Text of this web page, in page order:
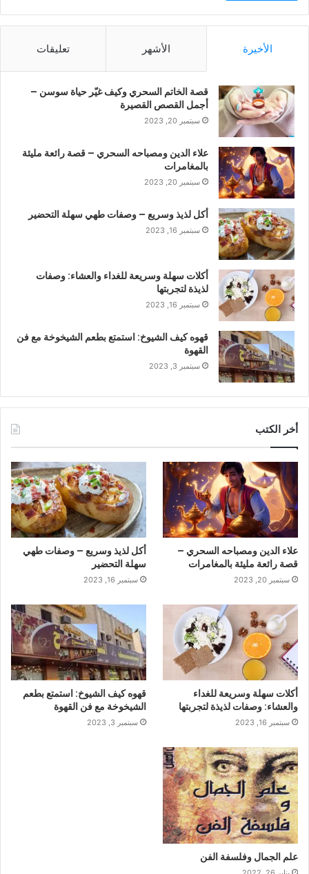
الأخيرة الأشهر تعليقات
قصة الخاتم السحري وكيف غيّر حياة سوسن –
أجمل القصص القصيرة
سبتمبر 20, 2023
علاء الدين ومصباحه السحري – قصة رائعة مليئة
بالمغامرات
سبتمبر 20, 2023
أكل لذيذ وسريع – وصفات طهي سهلة التحضير
سبتمبر 16, 2023
أكلات سهلة وسريعة للغداء والعشاء: وصفات
لذيذة لتجربتها
سبتمبر 16, 2023
قهوه كيف الشيوخ: استمتع بطعم الشيخوخة مع فن
القهوة
سبتمبر 3, 2023
أخر الكتب
علاء الدين ومصباحه السحري –
قصة رائعة مليئة بالمغامرات
سبتمبر 20, 2023
أكل لذيذ وسريع – وصفات طهي
سهلة التحضير
سبتمبر 16, 2023
أكلات سهلة وسريعة للغداء
والعشاء: وصفات لذيذة لتجربتها
سبتمبر 16, 2023
قهوه كيف الشيوخ: استمتع بطعم
الشيخوخة مع فن القهوة
سبتمبر 3, 2023
علم الجمال وفلسفة الفن